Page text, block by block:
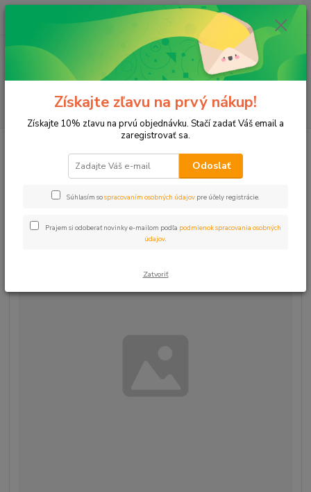
Menu
(Po-Pia, 8-17 hod.)
ks
za0 €
Zástrčka (vidlica) biela 250V euro 5536-2154
Zástrčka (vidlica) biela 250V euro
5536-2154
Získajte zľavu na prvý nákup!
Získajte 10% zľavu na prvú objednávku. Stačí zadať Váš email a
zaregistrovať sa.
Odoslať
Súhlasím sospracovaním osobných údajov pre účely registrácie.
Prajem si odoberať novinky e-mailom podľa podmienok spracovania osobných
údajov
Zatvoriť